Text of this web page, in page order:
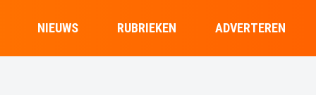
NIEUWS RUBRIEKEN ADVERTEREN